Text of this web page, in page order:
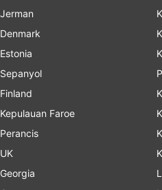
Jerman
Denmark
Estonia
Sepanyol
Finland
Kepulauan Faroe
Perancis
UK
Georgia